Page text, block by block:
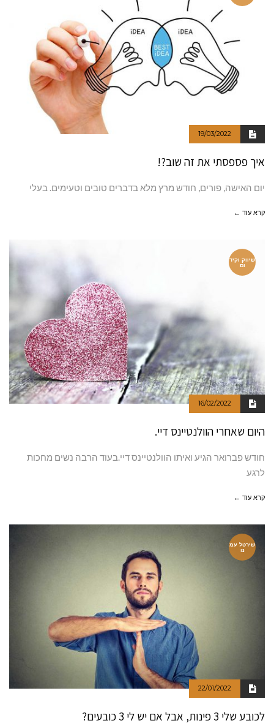
19/03/2022
איך פספסתי את זה שוב?!
יום האישה, פורים, חודש מרץ מלא בדברים טובים וטעימים. בעלי
קרא עוד ←
שיווק וקיד
ום
16/02/2022
היום שאחרי הוולנטיינס דיי.
חודש פברואר הגיע ואיתו הוולנטיינס דיי.בעוד הרבה נשים מחכות
לרגע
קרא עוד ←
שירטל עמ
נו
22/01/2022
לכובע שלי 3 פינות, אבל אם יש לי 3 כובעים?